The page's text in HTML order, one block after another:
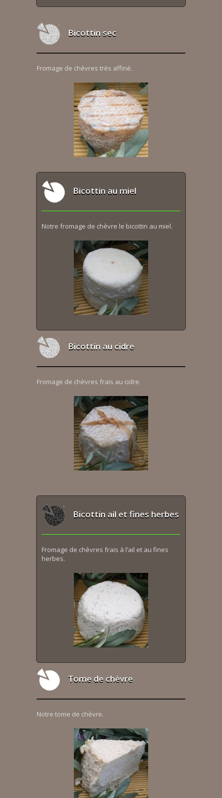
Bicottin sec
Fromage de chèvres très affiné.
Bicottin au miel
Notre fromage de chèvre le bicottin au miel.
Bicottin au cidre
Fromage de chèvres frais au cidre.
Bicottin ail et fines herbes
Fromage de chèvres frais à l’ail et au fines
herbes.
Tome de chèvre
Notre tome de chèvre.